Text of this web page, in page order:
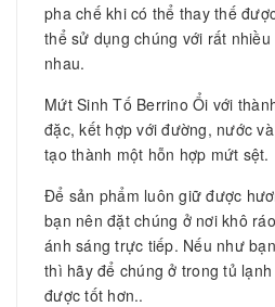
pha chế khi có thể thay thế
thể sử dụng chúng với rất
nhau.
Mứt Sinh Tố Berrino Ổi với
đặc, kết hợp với đường, nước
tạo thành một hỗn hợp mứt sệt.
Để sản phẩm luôn giữ được
bạn nên đặt chúng ở nơi khô
ánh sáng trực tiếp. Nếu như
thì hãy để chúng ở trong tủ
được tốt hơn..